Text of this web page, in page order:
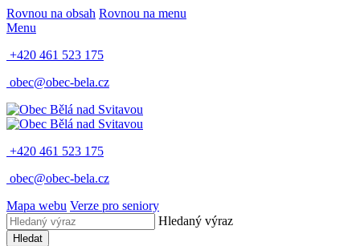
Rovnou na obsah Rovnou na menu
Menu
+420 461 523 175
obec@obec-bela.cz
+420 461 523 175
obec@obec-bela.cz
Mapa webu Verze pro seniory
Hledaný výraz
Hledat